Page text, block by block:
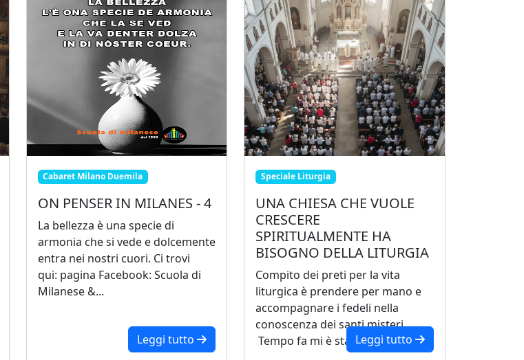
Cabaret Milano Duemila
ON PENSER IN MILANES - 4
La bellezza è una specie di
armonia che si vede e dolcemente
entra nei nostri cuori. Ci trovi
qui: pagina Facebook: Scuola di
Milanese &...
Leggi tutto
Speciale Liturgia
UNA CHIESA CHE VUOLE
CRESCERE
SPIRITUALMENTE HA
BISOGNO DELLA LITURGIA
Compito dei preti per la vita
liturgica è prendere per mano e
accompagnare i fedeli nella
conoscenza dei santi misteri.
Tempo fa mi è stato ri...Leggi tutto